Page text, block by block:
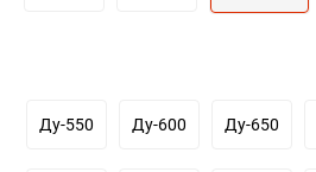
Ду-550 Ду-600 Ду-650